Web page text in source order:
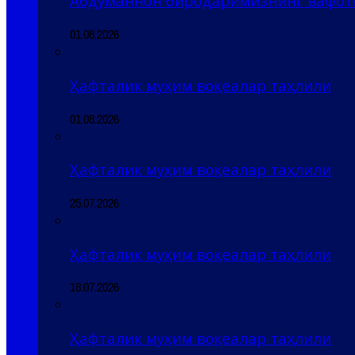
01.08.2026
Ҳафталик муҳим воқеалар таҳлили
01.08.2026
Ҳафталик муҳим воқеалар таҳлили
25.07.2026
Ҳафталик муҳим воқеалар таҳлили
18.07.2026
Ҳафталик муҳим воқеалар таҳлили